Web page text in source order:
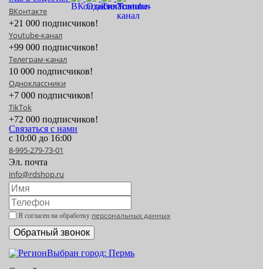
ВКонтакте
+21 000 подписчиков!
Youtube-канал
+99 000 подписчиков!
Телеграм-канал
10 000 подписчиков!
Одноклассники
+7 000 подписчиков!
TikTok
+72 000 подписчиков!
Связаться с нами
с 10:00 до 16:00
8-995-279-73-01
Эл. почта
info@rdshop.ru
Я согласен на обработку персональных данных
Выбран город: Пермь